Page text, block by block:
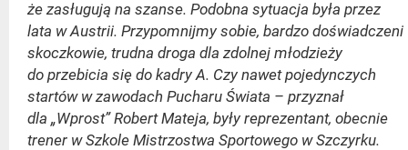
że zasługują na szanse. Podobna sytuacja była przez
lata w Austrii. Przypomnijmy sobie, bardzo doświadczeni
skoczkowie, trudna droga dla zdolnej młodzieży
do przebicia się do kadry A. Czy nawet pojedynczych
startów w zawodach Pucharu Świata – przyznał
dla „Wprost” Robert Mateja, były reprezentant, obecnie
trener w Szkole Mistrzostwa Sportowego w Szczyrku.